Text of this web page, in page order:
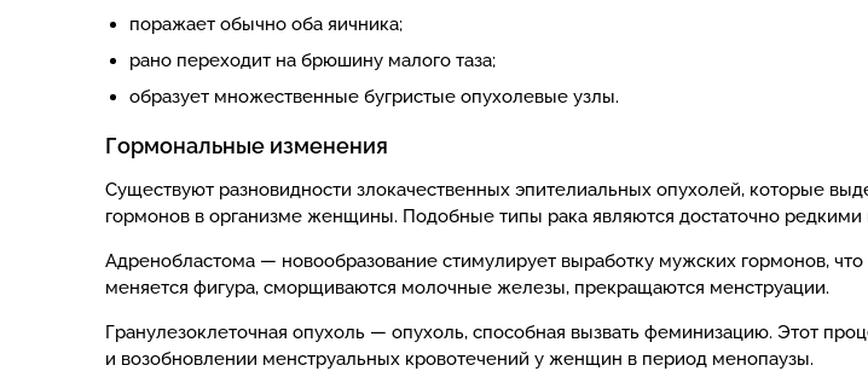
поражает обычно оба яичника;
рано переходит на брюшину малого таза;
образует множественные бугристые опухолевые узлы.
Гормональные изменения
Существуют разновидности злокачественных эпителиальных опухолей, которые
гормонов в организме женщины. Подобные типы рака являются достаточно редкими
Адренобластома — новообразование стимулирует выработку мужских гормонов, что
меняется фигура, сморщиваются молочные железы, прекращаются менструации.
Гранулезоклеточная опухоль — опухоль, способная вызвать феминизацию. Этот
и возобновлении менструальных кровотечений у женщин в период менопаузы.